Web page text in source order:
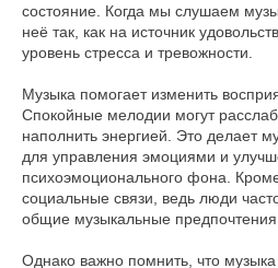
состояние. Когда мы слушаем
неё так, как на источник
уровень стресса и тревожности.
Музыка помогает изменить
Спокойные мелодии могут
наполнить энергией. Это делает
для управления эмоциями и
психоэмоционального фона.
социальные связи, ведь люди
общие музыкальные предпочтения.
Однако важно помнить, что